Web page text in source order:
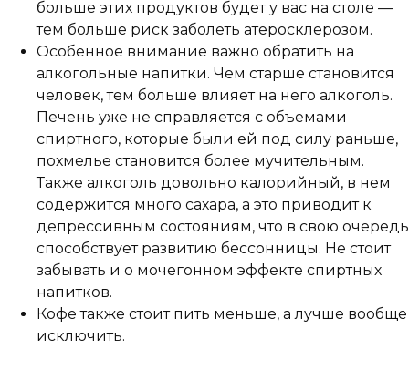
больше этих продуктов будет у вас на столе —
тем больше риск заболеть атеросклерозом.
Особенное внимание важно обратить на
алкогольные напитки. Чем старше становится
человек, тем больше влияет на него алкоголь.
Печень уже не справляется с объемами
спиртного, которые были ей под силу раньше,
похмелье становится более мучительным.
Также алкоголь довольно калорийный, в нем
содержится много сахара, а это приводит к
депрессивным состояниям, что в свою очередь
способствует развитию бессонницы. Не стоит
забывать и о мочегонном эффекте спиртных
напитков.
Кофе также стоит пить меньше, а лучше вообще
исключить.